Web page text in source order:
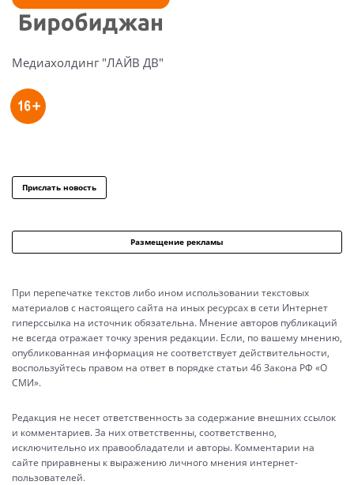
Медиахолдинг "ЛАЙВ ДВ"
Прислать новость
Размещение рекламы
При перепечатке текстов либо ином использовании текстовых
материалов с настоящего сайта на иных ресурсах в сети Интернет
гиперссылка на источник обязательна. Мнение авторов публикаций
не всегда отражает точку зрения редакции. Если, по вашему мнению,
опубликованная информация не соответствует действительности,
воспользуйтесь правом на ответ в порядке статьи 46 Закона РФ «О
СМИ».
Редакция не несет ответственность за содержание внешних ссылок
и комментариев. За них ответственны, соответственно,
исключительно их правообладатели и авторы. Комментарии на
сайте приравнены к выражению личного мнения интернет-
пользователей.